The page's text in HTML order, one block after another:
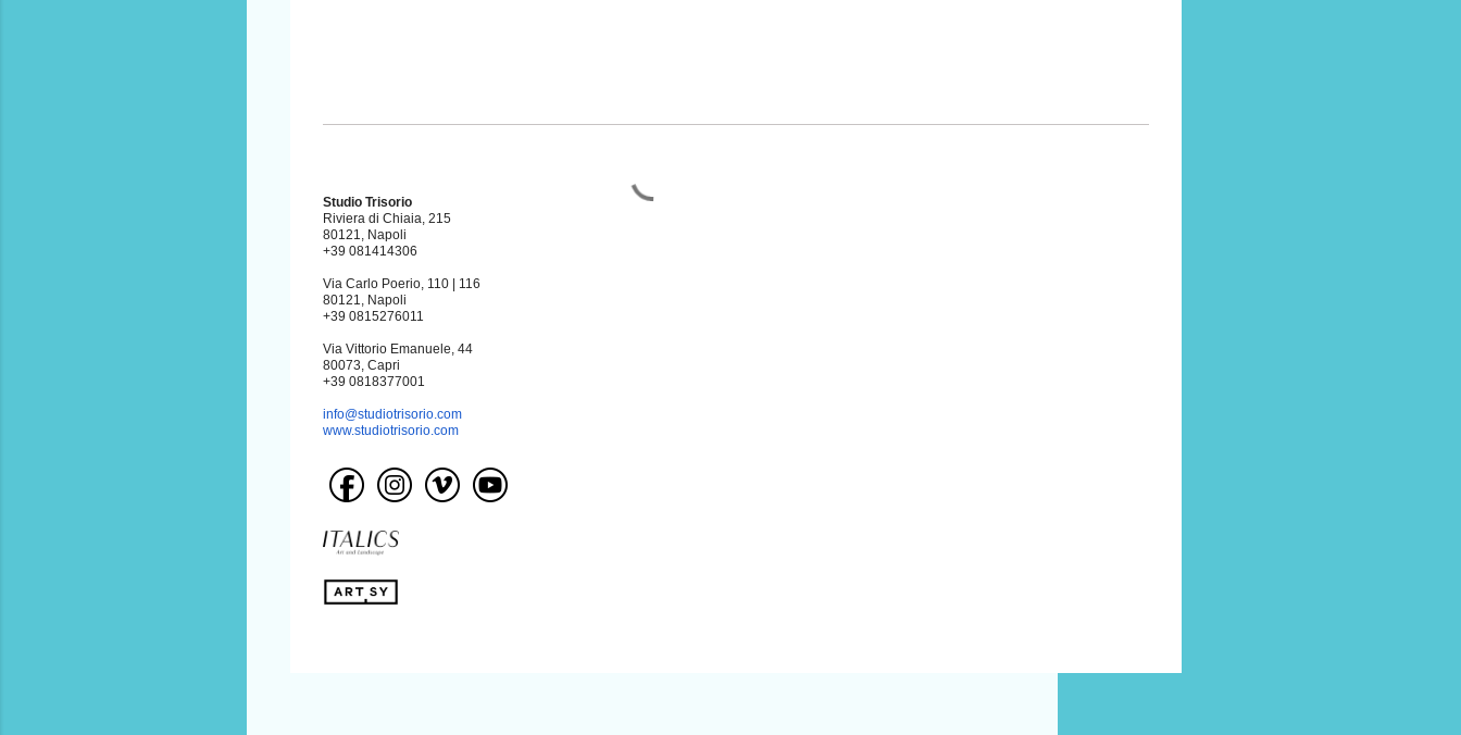
Studio Trisorio
Riviera di Chiaia, 215
80121, Napoli
+39 081414306
Via Carlo Poerio, 110 | 116
80121, Napoli
+39 0815276011
Via Vittorio Emanuele, 44
80073, Capri
+39 0818377001
info@studiotrisorio.com
www.studiotrisorio.com